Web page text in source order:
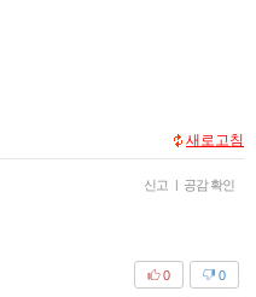
새로고침
신고 | 공감 확인
0
0